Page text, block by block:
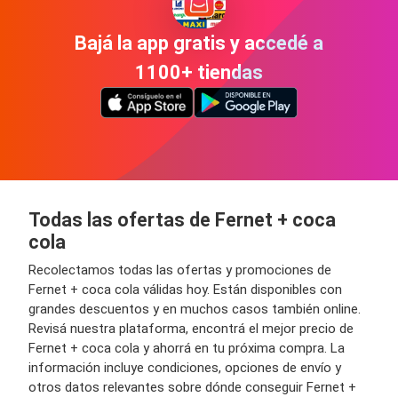
Bajá la app gratis y accedé a
1100+ tiendas
Todas las ofertas de Fernet + coca
cola
Recolectamos todas las ofertas y promociones de
Fernet + coca cola válidas hoy. Están disponibles con
grandes descuentos y en muchos casos también online.
Revisá nuestra plataforma, encontrá el mejor precio de
Fernet + coca cola y ahorrá en tu próxima compra. La
información incluye condiciones, opciones de envío y
otros datos relevantes sobre dónde conseguir Fernet +